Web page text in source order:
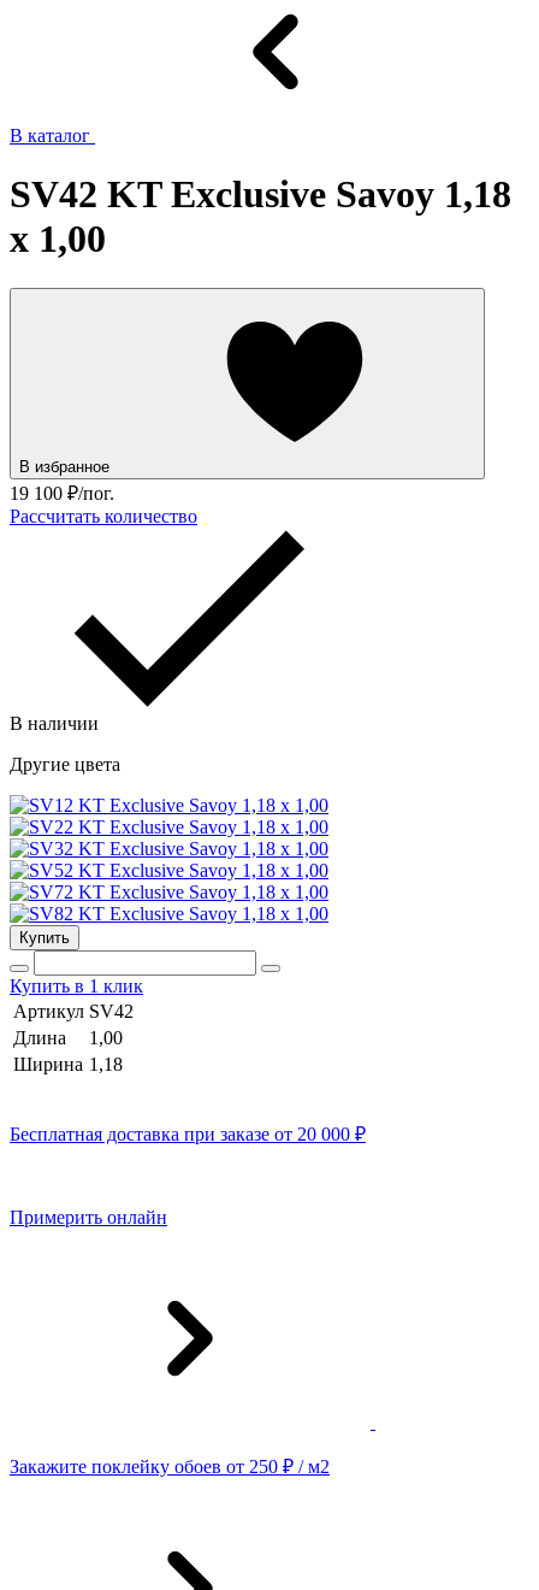
В каталог
SV42 KT Exclusive Savoy 1,18
x 1,00
В избранное
19 100 ₽/пог.
Рассчитать количество
В наличии
Другие цвета
Купить
Купить в 1 клик
Артикул SV42
Длина
1,00
Ширина 1,18
Бесплатная доставка при заказе от 20 000 ₽
Примерить онлайн
Закажите поклейку обоев от 250 ₽ / м2